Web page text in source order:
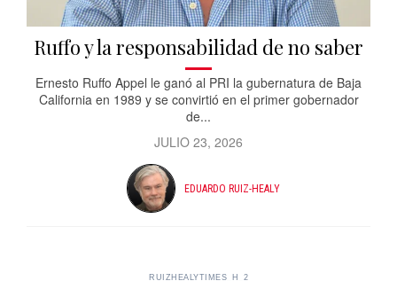
Ruffo y la responsabilidad de no saber
Ernesto Ruffo Appel le ganó al PRI la gubernatura de Baja
California en 1989 y se convirtió en el primer gobernador
de...
JULIO 23, 2026
EDUARDO RUIZ-HEALY
RUIZHEALYTIMES_H_2